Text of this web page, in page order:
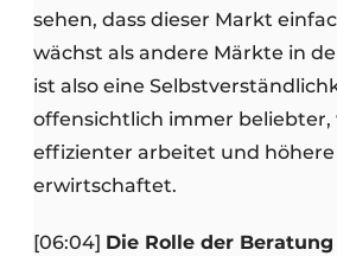
sehen, dass dieser Markt
wächst als andere Märkte in
ist also eine
offensichtlich immer beliebter,
effizienter arbeitet und
erwirtschaftet.
[06:04] Die Rolle der